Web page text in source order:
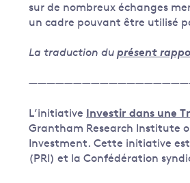
sur de nombreux échanges
un cadre pouvant être utilisé
La traduction du présent
L’initiative Investir dans une
Grantham Research Institute
Investment. Cette initiative
(PRI) et la Confédération